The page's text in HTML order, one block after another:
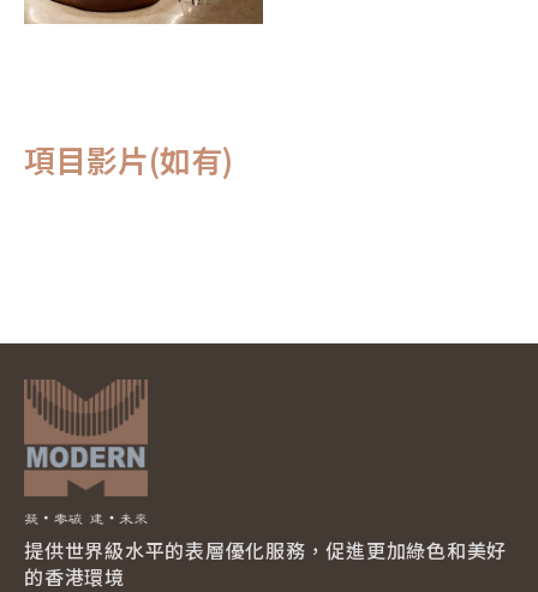
項目影片(如有)
提供世界級水平的表層優化服務，促進更加綠色和美好
的香港環境